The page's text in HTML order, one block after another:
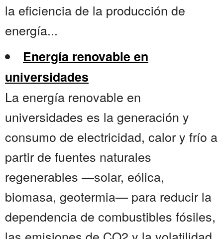
la eficiencia de la producción de
energía...
Energía renovable en
universidades
La energía renovable en
universidades es la generación y
consumo de electricidad, calor y frío a
partir de fuentes naturales
regenerables —solar, eólica,
biomasa, geotermia— para reducir la
dependencia de combustibles fósiles,